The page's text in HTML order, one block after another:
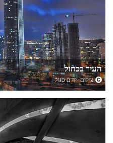
העיר בכחול
צילום:יורם סגול